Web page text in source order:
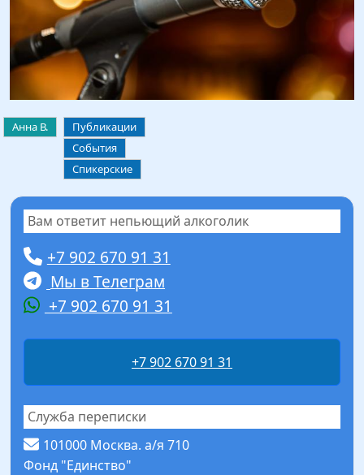
Анна В.
Публикации
События
Спикерские
Вам ответит непьющий алкоголик
+7 902 670 91 31
Мы в Телеграм
+7 902 670 91 31
+7 902 670 91 31
Служба переписки
101000 Москва. а/я 710
Фонд "Единство"